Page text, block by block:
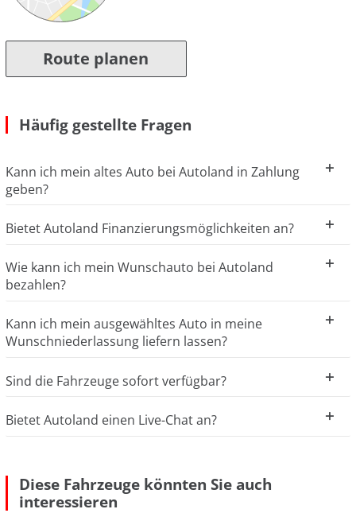
Route planen
Häufig gestellte Fragen
Kann ich mein altes Auto bei Autoland in Zahlung
geben?
Bietet Autoland Finanzierungsmöglichkeiten an?
Wie kann ich mein Wunschauto bei Autoland
bezahlen?
Kann ich mein ausgewähltes Auto in meine
Wunschniederlassung liefern lassen?
Sind die Fahrzeuge sofort verfügbar?
Bietet Autoland einen Live-Chat an?
Diese Fahrzeuge könnten Sie auch
interessieren